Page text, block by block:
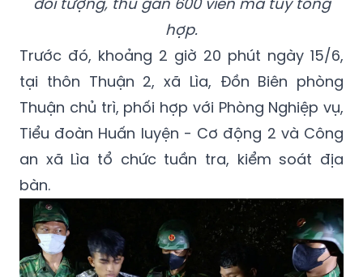
Trước đó, khoảng 2 giờ 20 phút ngày 15/6,
tại thôn Thuận 2, xã Lìa, Đồn Biên phòng
Thuận chủ trì, phối hợp với Phòng Nghiệp vụ,
Tiểu đoàn Huấn luyện - Cơ động 2 và Công
an xã Lìa tổ chức tuần tra, kiểm soát địa
bàn.